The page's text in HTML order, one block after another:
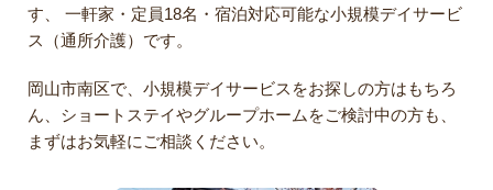
す、
一軒家・定員18名・宿泊対応可能な小規模デイサービ
ス（通所介護）です。
岡山市南区で、小規模デイサービスをお探しの方はもちろ
ん、ショートステイやグループホームをご検討中の方も、
まずはお気軽にご相談ください。